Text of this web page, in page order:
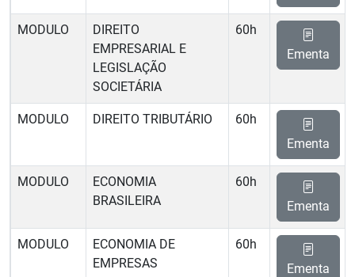
MODULO
DIREITO
EMPRESARIAL E
LEGISLAÇÃO
SOCIETÁRIA
60h
Ementa
MODULO DIREITO TRIBUTÁRIO
60h
Ementa
MODULO
ECONOMIA
BRASILEIRA
60h
Ementa
MODULO
ECONOMIA DE
EMPRESAS
60h
Ementa